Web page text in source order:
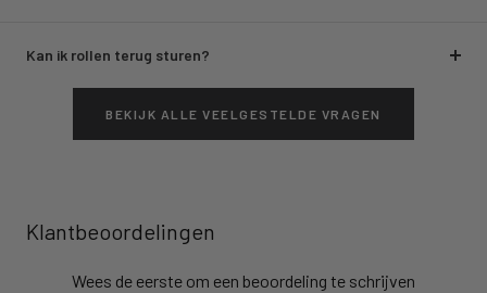
Kan ik rollen terug sturen?
BEKIJK ALLE VEELGESTELDE VRAGEN
Klantbeoordelingen
Wees de eerste om een beoordeling te schrijven